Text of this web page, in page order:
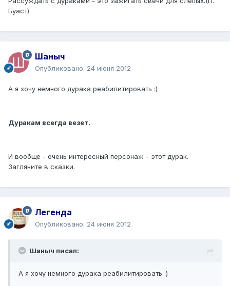
Буаст)
Шаныч
Опубликовано: 24 июня 2012
А я хочу немного дурака реабилитировать :)
Дуракам всегда везет.
И вообще - очень интересный персонаж - этот дурак.
Загляните в сказки.
Легенда
Опубликовано: 24 июня 2012
Шаныч писал:
А я хочу немного дурака реабилитировать :)